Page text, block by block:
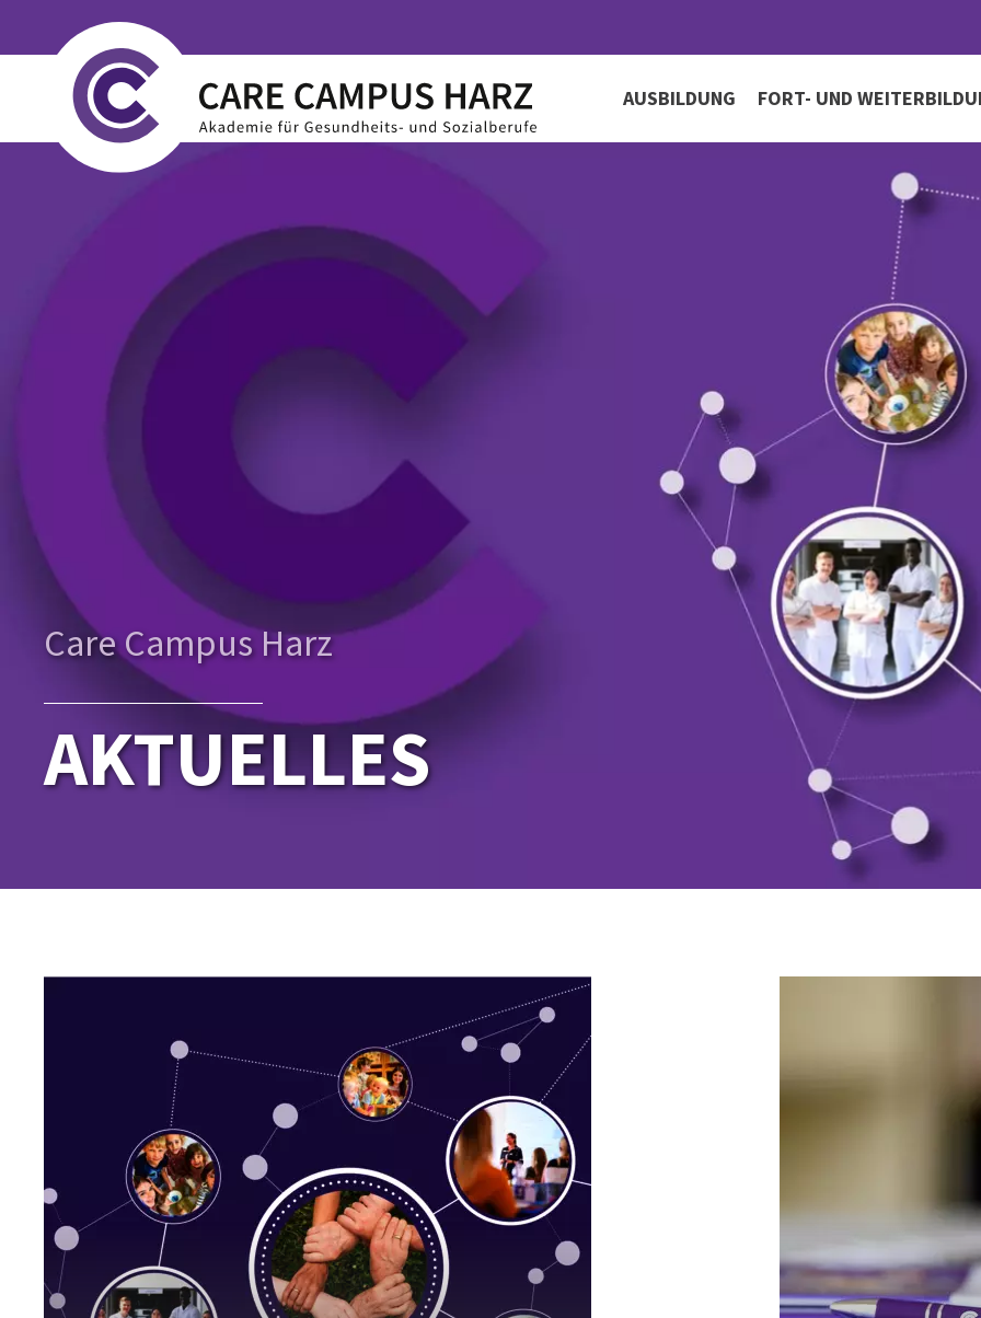
AUSBILDUNG
Nichtschülerprüfung Pflegehilfe
Kenntnisprüfungen
FORT- UND
Fortbildungen für
Anmeldung & Kontakt
Care Campus Harz
AKTUELLES